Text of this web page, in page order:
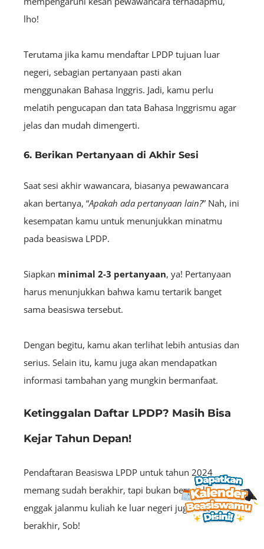
lho!
Terutama jika kamu mendaftar LPDP tujuan luar
negeri, sebagian pertanyaan pasti akan
menggunakan Bahasa Inggris. Jadi, kamu perlu
melatih pengucapan dan tata Bahasa Inggrismu agar
jelas dan mudah dimengerti.
6. Berikan Pertanyaan di Akhir Sesi
Saat sesi akhir wawancara, biasanya pewawancara
akan bertanya, “Apakah ada pertanyaan lain?” Nah, ini
kesempatan kamu untuk menunjukkan minatmu
pada beasiswa LPDP.
Siapkan minimal 2-3 pertanyaan, ya! Pertanyaan
harus menunjukkan bahwa kamu tertarik banget
sama beasiswa tersebut.
Dengan begitu, kamu akan terlihat lebih antusias dan
serius. Selain itu, kamu juga akan mendapatkan
informasi tambahan yang mungkin bermanfaat.
Ketinggalan Daftar LPDP? Masih Bisa
Kejar Tahun Depan!
Pendaftaran Beasiswa LPDP untuk tahun 2024
memang sudah berakhir, tapi bukan berarti kamu
enggak jalanmu kuliah ke luar negeri juga ikut
berakhir, Sob!